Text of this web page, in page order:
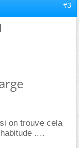
#3
on trouve cela
....